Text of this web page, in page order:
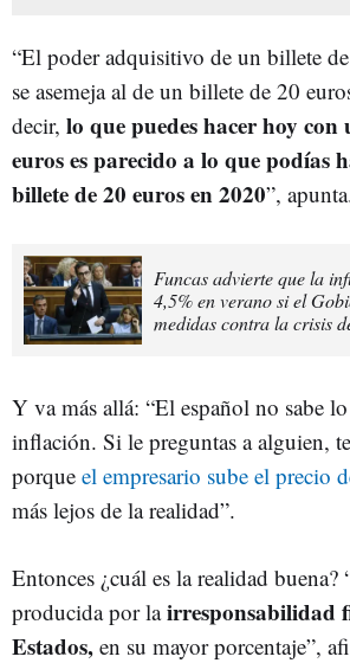
“El poder adquisitivo de un billete
se asemeja al de un billete de 20
decir, lo que puedes hacer hoy con
euros es parecido a lo que podías
billete de 20 euros en 2020”,
Funcas advierte que la
4,5% en verano si el
medidas contra la crisis
Y va más allá: “El español no sabe
inflación. Si le preguntas a alguien,
porque el empresario sube el precio
más lejos de la realidad”.
Entonces ¿cuál es la realidad
producida por lairresponsabilidad
Estados, en su mayor porcentaje”,